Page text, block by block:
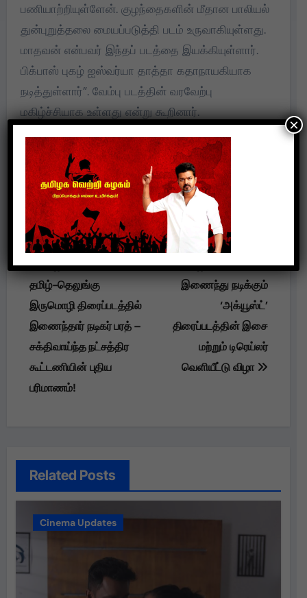
பணியாற்றியுள்ளேன். குழந்தைகளின் மீதான பாலியல்
துன்புறுத்தலை மையப்படுத்தி படம் உருவாகியுள்ளது.
மாதவன் என்பவர் இந்தப் படத்தை இயக்கியுள்ளார்.
பிக்பாஸ் புகழ் ஐஸ்வர்யா தாத்தா கதாநாயகியாக
நடித்துள்ளார்”. வேம்பு படத்தின் வரவேற்பு
மகிழ்ச்சியாக உள்ளது என்று கூறினார்.
Post
navigation
விஜய் மில்டனின்
தமிழ்-தெலுங்கு
இருமொழி திரைப்படத்தில்
இணைந்தார் நடிகர் பரத் –
சக்திவாய்ந்த நட்சத்திர
கூட்டணியின் புதிய
பரிமாணம்!
உதயா, அஜ்மல், யோகி பாபு
இணைந்து நடிக்கும்
‘அக்யூஸ்ட்’
திரைப்படத்தின் இசை
மற்றும் டிரெய்லர்
வெளியீட்டு விழா
Related Posts
Cinema Updates
×